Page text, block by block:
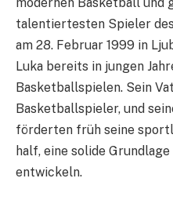
talentiertesten Spieler
am 28. Februar 1999 in
Luka bereits in jungen
Basketballspielen. Sein
Basketballspieler, und
förderten früh seine
half, eine solide
entwickeln.